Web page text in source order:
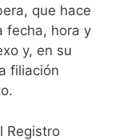
que hace
fecha, hora y
y, en su
filiación
Registro